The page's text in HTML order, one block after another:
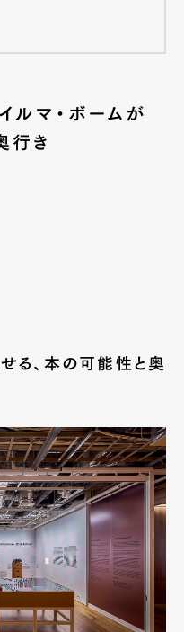
ルマ・ボームが
行き
る、本の可能性と奥